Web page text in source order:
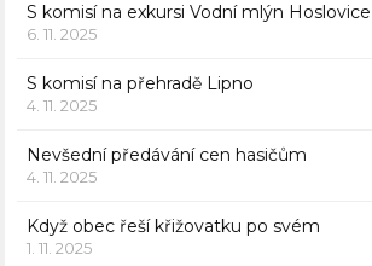
S komisí na exkursi Vodní mlýn Hoslovice
6. 11. 2025
S komisí na přehradě Lipno
4. 11. 2025
Nevšední předávání cen hasičům
4. 11. 2025
Když obec řeší křižovatku po svém
1. 11. 2025